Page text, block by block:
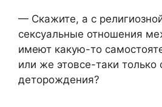
— Скажите, а с
сексуальные отношения
имеют какую-то
или же этовсе-таки только
деторождения?